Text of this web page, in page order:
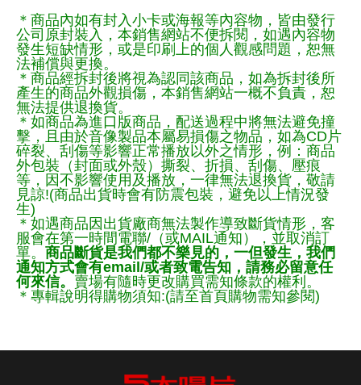
＊商品內如有封入小卡或海報等內容物，皆由發行
公司原封裝入，本銷售網站不便拆閱，如遇內容物
發生短缺情形，或是印刷上的個人觀感問題，恕無
法補償與更換。
＊商品經拆封後將視為認同該商品，如為拆封後所
產生的商品外觀損傷，本銷售網站一概不負責，恕
無法提供退換貨。
＊如商品為進口版商品，配送過程中將無法避免撞
擊，且由於音像製品本屬易損傷之物品，如為CD片
碎裂、刮傷等影響正常播放以外之情形，例：商品
外包裝（封面或外殼）撕裂、折損、刮傷、壓痕
等，因不影響使用及播放，一律無法退換貨，敬請
見諒!(商品出貨時會有防震包裝，避免以上情況發
生)
＊如遇商品因出貨廠商無法製作導致斷貨情形，客
服會在第一時間電聯/（或MAIL通知），並取消訂
單。 商品斷貨是我們都不樂見的，一但發生，我們
通知方式會有email/或者致電告知，請務必留意任
何來信。 賣場有隨時更改購買需知條款的權利。
＊專輯說明得購物須知:(請至首頁購物需知參閱)